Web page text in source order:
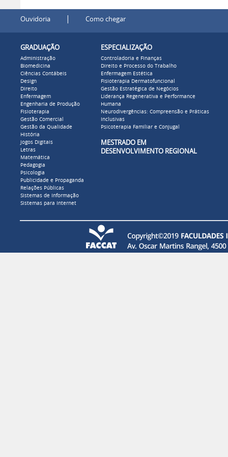
Ouvidoria | Como chegar
GRADUAÇÃO
Administração
Biomedicina
Ciências Contábeis
Design
Direito
Enfermagem
Engenharia de Produção
Fisioterapia
Gestão Comercial
Gestão da Qualidade
História
Jogos Digitais
Letras
Matemática
Pedagogia
Psicologia
Publicidade e Propaganda
Relações Públicas
Sistemas de Informação
Sistemas para Internet
ESPECIALIZAÇÃO
Controladoria e Finanças
Direito e Processo do Trabalho
Enfermagem Estética
Fisioterapia Dermatofuncional
Gestão Estratégica de Negócios
Liderança Regenerativa e Performance
Humana
Neurodivergências: Compreensão e Práticas
Inclusivas
Psicoterapia Familiar e Conjugal
MESTRADO EM
DESENVOLVIMENTO REGIONAL